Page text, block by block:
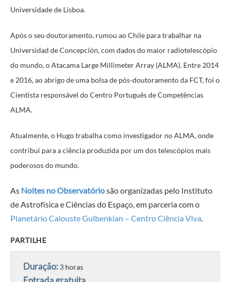
Universidade de Lisboa.
Após o seu doutoramento, rumou ao Chile para trabalhar na
Universidad de Concepción, com dados do maior radiotelescópio
do mundo, o Atacama Large Millimeter Array (ALMA). Entre 2014
e 2016, ao abrigo de uma bolsa de pós-doutoramento da FCT, foi o
Cientista responsável do Centro Português de Competências
ALMA.
Atualmente, o Hugo trabalha como investigador no ALMA, onde
contribui para a ciência produzida por um dos telescópios mais
poderosos do mundo.
As Noites no Observatóriosão organizadas pelo Instituto
de Astrofísica e Ciências do Espaço, em parceria com o
Planetário Calouste Gulbenkian – Centro Ciência Viva.
PARTILHE
Duração: 3 horas